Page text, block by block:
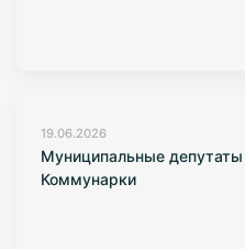
19.06.2026
Муниципальные
Коммунарки